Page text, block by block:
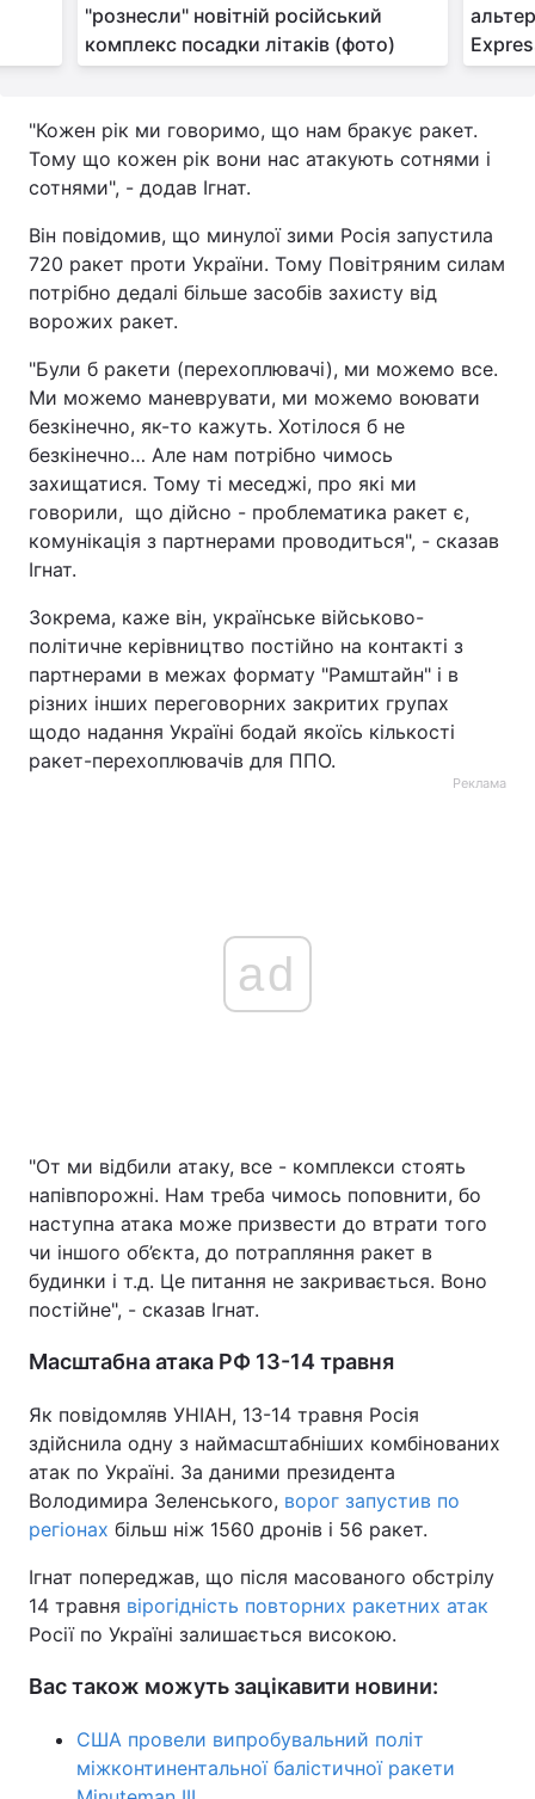
"рознесли" новітній російський
комплекс посадки літаків (фото)
"Кожен рік ми говоримо, що нам бракує ракет.
Тому що кожен рік вони нас атакують сотнями і
сотнями", - додав Ігнат.
Він повідомив, що минулої зими Росія запустила
720 ракет проти України. Тому Повітряним силам
потрібно дедалі більше засобів захисту від
ворожих ракет.
"Були б ракети (перехоплювачі), ми можемо все.
Ми можемо маневрувати, ми можемо воювати
безкінечно, як-то кажуть. Хотілося б не
безкінечно… Але нам потрібно чимось
захищатися. Тому ті меседжі, про які ми
говорили, що дійсно - проблематика ракет є,
комунікація з партнерами проводиться", - сказав
Ігнат.
Зокрема, каже він, українське військово-
політичне керівництво постійно на контакті з
партнерами в межах формату "Рамштайн" і в
різних інших переговорних закритих групах
щодо надання Україні бодай якоїсь кількості
ракет-перехоплювачів для ППО.
Реклама
ad
"От ми відбили атаку, все - комплекси стоять
напівпорожні. Нам треба чимось поповнити, бо
наступна атака може призвести до втрати того
чи іншого об’єкта, до потрапляння ракет в
будинки і т.д. Це питання не закривається. Воно
постійне", - сказав Ігнат.
Масштабна атака РФ 13-14 травня
Як повідомляв УНІАН, 13-14 травня Росія
здійснила одну з наймасштабніших комбінованих
атак по Україні. За даними президента
Володимира Зеленського, ворог запустив по
регіонах більш ніж 1560 дронів і 56 ракет.
Ігнат попереджав, що після масованого обстрілу
14 травня вірогідність повторних ракетних атак
Росії по Україні залишається високою.
Вас також можуть зацікавити новини:
США провели випробувальний політ
міжконтинентальної балістичної ракети